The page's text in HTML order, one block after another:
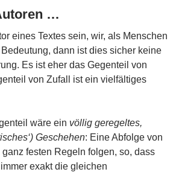
…
eines Textes sein, wir, als Menschen
dann ist dies sicher keine
Es ist eher das Gegenteil von
von Zufall ist ein vielfältiges
wäre ein völlig geregeltes,
Geschehen: Eine Abfolge von
festen Regeln folgen, so, dass
exakt die gleichen